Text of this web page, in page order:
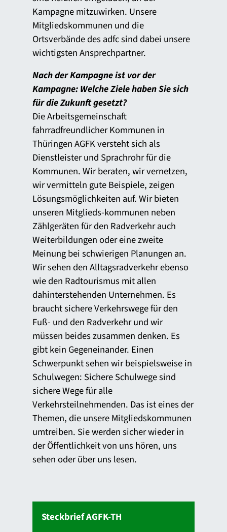
Kampagne mitzuwirken. Unsere
Mitgliedskommunen und die
Ortsverbände des adfc sind dabei unsere
wichtigsten Ansprechpartner.
Nach der Kampagne ist vor der
Kampagne: Welche Ziele haben Sie sich
für die Zukunft gesetzt?
Die Arbeitsgemeinschaft
fahrradfreundlicher Kommunen in
Thüringen AGFK versteht sich als
Dienstleister und Sprachrohr für die
Kommunen. Wir beraten, wir vernetzen,
wir vermitteln gute Beispiele, zeigen
Lösungsmöglichkeiten auf. Wir bieten
unseren Mitglieds-kommunen neben
Zählgeräten für den Radverkehr auch
Weiterbildungen oder eine zweite
Meinung bei schwierigen Planungen an.
Wir sehen den Alltagsradverkehr ebenso
wie den Radtourismus mit allen
dahinterstehenden Unternehmen. Es
braucht sichere Verkehrswege für den
Fuß- und den Radverkehr und wir
müssen beides zusammen denken. Es
gibt kein Gegeneinander. Einen
Schwerpunkt sehen wir beispielsweise in
Schulwegen: Sichere Schulwege sind
sichere Wege für alle
Verkehrsteilnehmenden. Das ist eines der
Themen, die unsere Mitgliedskommunen
umtreiben. Sie werden sicher wieder in
der Öffentlichkeit von uns hören, uns
sehen oder über uns lesen.
Steckbrief AGFK-TH